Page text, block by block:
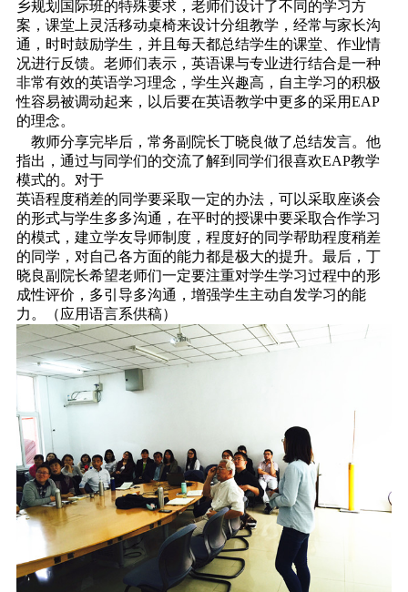
乡规划国际班的特殊要求，老师们设计了不同的学习方
案，课堂上灵活移动桌椅来设计分组教学，经常与家长沟
通，时时鼓励学生，并且每天都总结学生的课堂、作业情
况进行反馈。老师们表示，英语课与专业进行结合是一种
非常有效的英语学习理念，学生兴趣高，自主学习的积极
性容易被调动起来，以后要在英语教学中更多的采用EAP
的理念。
教师分享完毕后，常务副院长丁晓良做了总结发言。他
指出，通过与同学们的交流了解到同学们很喜欢EAP教学
模式的。对于
英语程度稍差的同学要采取一定的办法，可以采取座谈会
的形式与学生多多沟通，在平时的授课中要采取合作学习
的模式，建立学友导师制度，程度好的同学帮助程度稍差
的同学，对自己各方面的能力都是极大的提升。最后，丁
晓良副院长希望老师们一定要注重对学生学习过程中的形
成性评价，多引导多沟通，增强学生主动自发学习的能
力。（应用语言系供稿）